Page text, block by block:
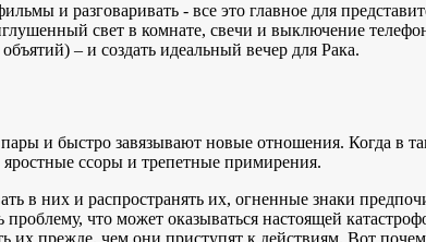
и разговаривать - все это главное для
свет в комнате, свечи и выключение
– и создать идеальный вечер для Рака.
и быстро завязывают новые отношения. Когда в
ссоры и трепетные примирения.
в них и распространять их, огненные знаки
что может оказываться настоящей